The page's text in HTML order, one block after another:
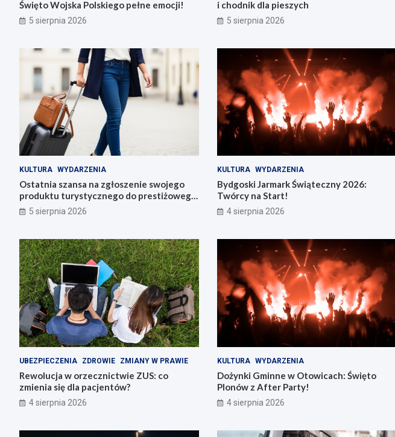
Święto Wojska Polskiego pełne emocji!
5 sierpnia 2026
i chodnik dla pieszych
5 sierpnia 2026
KULTURA WYDARZENIA
Ostatnia szansa na zgłoszenie swojego
produktu turystycznego do prestiżowego
konkursu POT
5 sierpnia 2026
KULTURA WYDARZENIA
Bydgoski Jarmark Świąteczny 2026:
Twórcy na Start!
4 sierpnia 2026
UBEZPIECZENIA ZDROWIE ZMIANY W PRAWIE
Rewolucja w orzecznictwie ZUS: co
zmienia się dla pacjentów?
4 sierpnia 2026
KULTURA WYDARZENIA
Dożynki Gminne w Otowicach: Święto
Plonów z After Party!
4 sierpnia 2026